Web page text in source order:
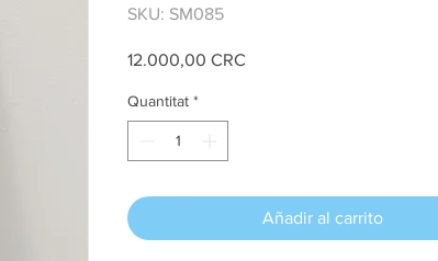
SKU: SM085
12.000,00 CRC
Quantitat *
Añadir al carrito